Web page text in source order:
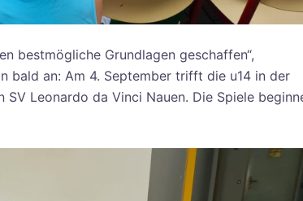
bestmögliche Grundlagen geschaffen“,
bald an: Am 4. September trifft die u14 in der
Leonardo da Vinci Nauen. Die Spiele